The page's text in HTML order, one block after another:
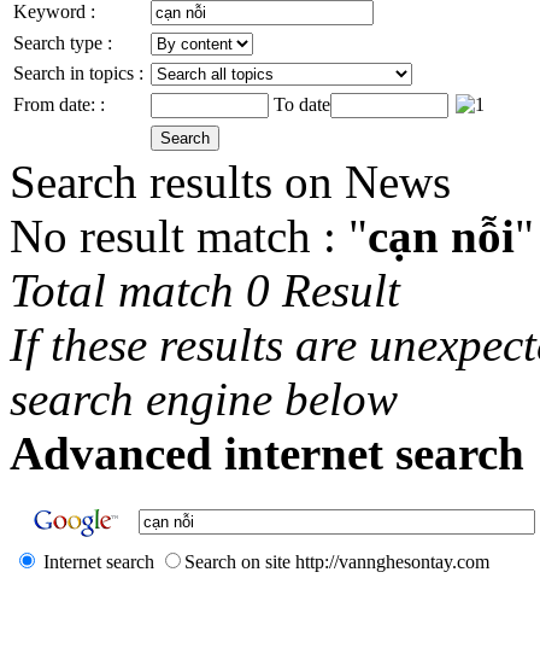
Keyword :
Search type :
Search in topics :
From date: :
To date
Search results on News
No result match : "cạn nỗi
Total match 0 Result
If these results are
search engine below
Advanced internet search
Internet search Search on site http://vannghesontay.com